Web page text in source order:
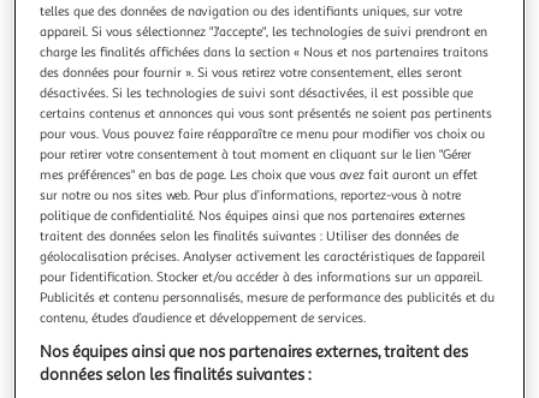
5.0 (1)
GERBLE
Moelleux chocolat sans sucres sachets individuels
Petit cake moelleux et tendre au chocolat et sans sucres,
Pour réduire sa consommation de sucres tout en se faisant
plaisir
En savoir +
196g 7 gâteaux
Vous voulez connaître le prix de ce produit ?
telles que des données de navigation ou des identifiants uniques, sur votre
appareil. Si vous sélectionnez "J'accepte", les technologies de suivi prendront en
charge les finalités affichées dans la section « Nous et nos partenaires traitons
des données pour fournir ». Si vous retirez votre consentement, elles seront
désactivées. Si les technologies de suivi sont désactivées, il est possible que
certains contenus et annonces qui vous sont présentés ne soient pas pertinents
pour vous. Vous pouvez faire réapparaître ce menu pour modifier vos choix ou
pour retirer votre consentement à tout moment en cliquant sur le lien "Gérer
mes préférences" en bas de page. Les choix que vous avez fait auront un effet
sur notre ou nos sites web. Pour plus d’informations, reportez-vous à notre
politique de confidentialité. Nos équipes ainsi que nos partenaires externes
traitent des données selon les finalités suivantes : Utiliser des données de
géolocalisation précises. Analyser activement les caractéristiques de l’appareil
pour l’identification. Stocker et/ou accéder à des informations sur un appareil.
Publicités et contenu personnalisés, mesure de performance des publicités et du
contenu, études d’audience et développement de services.
Nos équipes ainsi que nos partenaires externes, traitent des
données selon les finalités suivantes :